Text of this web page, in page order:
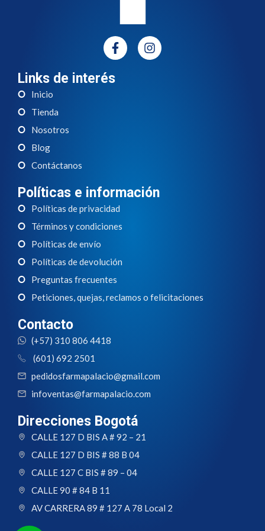
Links de interés
Inicio
Tienda
Nosotros
Blog
Contáctanos
Políticas e información
Políticas de privacidad
Términos y condiciones
Políticas de envío
Políticas de devolución
Preguntas frecuentes
Peticiones, quejas, reclamos o felicitaciones
Contacto
(+57) 310 806 4418
(601) 692 2501
pedidosfarmapalacio@gmail.com
infoventas@farmapalacio.com
Direcciones Bogotá
CALLE 127 D BIS A # 92 – 21
CALLE 127 D BIS # 88 B 04
CALLE 127 C BIS # 89 – 04
CALLE 90 # 84 B 11
AV CARRERA 89 # 127 A 78 Local 2